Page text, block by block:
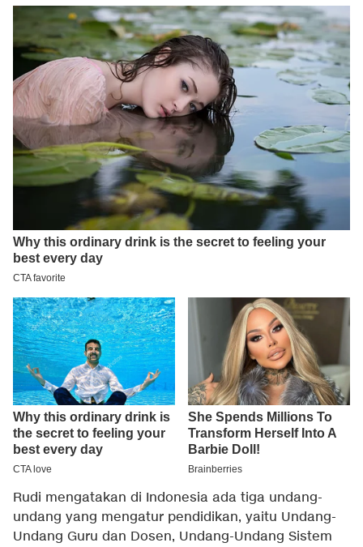
Rudi mengatakan di Indonesia ada tiga undang-
undang yang mengatur pendidikan, yaitu Undang-
Undang Guru dan Dosen, Undang-Undang Sistem